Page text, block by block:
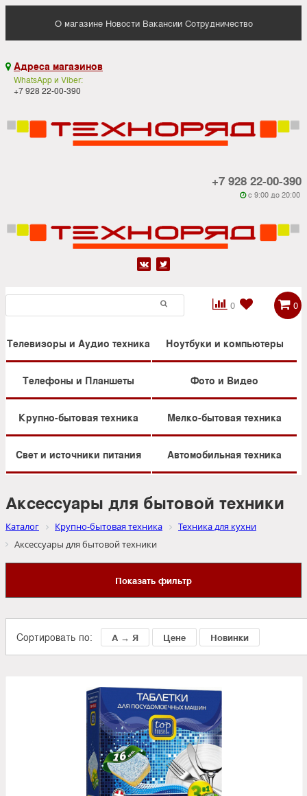
О магазине Новости Вакансии Сотрудничество
 Адреса магазинов
WhatsApp и Viber:
+7 928 22-00-390
+7 928 22-00-390
 c 9:00 до 20:00
 
0

 0
Телевизоры и Аудио техника Ноутбуки и компьютеры
Телефоны и Планшеты Фото и Видео
Крупно-бытовая техника Мелко-бытовая техника
Свет и источники питания Автомобильная техника
Аксессуары для бытовой техники
Каталог Крупно-бытовая техника
Техника для кухни
Аксессуары для бытовой техники
Показать фильтр
Сортировать по: А → Я Цене Новинки